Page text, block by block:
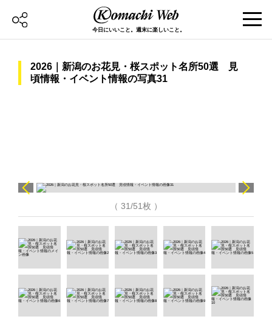
今日にいいこと。週末に楽しいこと。
2026｜新潟のお花見・桜スポット名所50選 見
頃情報・イベント情報の写真31
（ 31/51枚 ）